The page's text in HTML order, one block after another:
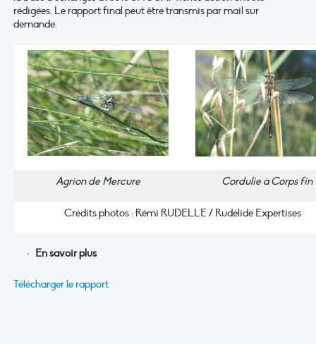
rédigées. Le rapport final peut être transmis par mail sur
demande.
Agrion de Mercure Cordulie à Corps fin
Crédits photos : Rémi RUDELLE / Rudélide Expertises
En savoir plus
Télécharger le rapport